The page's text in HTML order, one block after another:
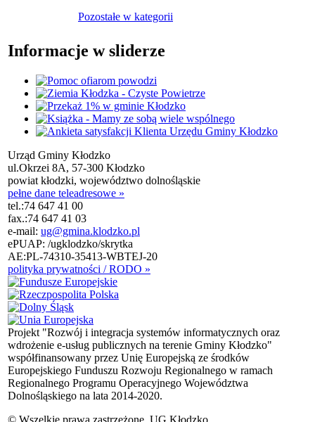
Pozostałe w kategorii
Informacje w sliderze
Urząd Gminy Kłodzko
ul.Okrzei 8A, 57-300 Kłodzko
powiat kłodzki, województwo dolnośląskie
pełne dane teleadresowe »
tel.:74 647 41 00
fax.:74 647 41 03
e-mail: ug@gmina.klodzko.pl
ePUAP: /ugklodzko/skrytka
AE:PL-74310-35413-WBTEJ-20
polityka prywatności / RODO »
Projekt "Rozwój i integracja systemów informatycznych oraz
wdrożenie e-usług publicznych na terenie Gminy Kłodzko"
współfinansowany przez Unię Europejską ze środków
Europejskiego Funduszu Rozwoju Regionalnego w ramach
Regionalnego Programu Operacyjnego Województwa
Dolnośląskiego na lata 2014-2020.
© Wszelkie prawa zastrzeżone, UG Kłodzko